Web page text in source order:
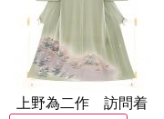
上野為二作 訪問着